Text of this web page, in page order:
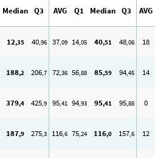
Median Q3 AVG Q1 Median Q3 AVG
12,35 40,96 37,09 14,05 40,51 48,06 18
188,2 206,7 72,36 56,88 85,59 94,45 14
379,4 425,9 95,41 94,93 95,41 95,88 0
187,9 275,3 116,6 75,24 116,0 157,6 12